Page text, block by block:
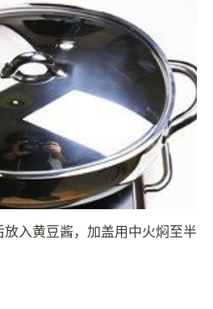
入黄豆酱，加盖用中火焖至半